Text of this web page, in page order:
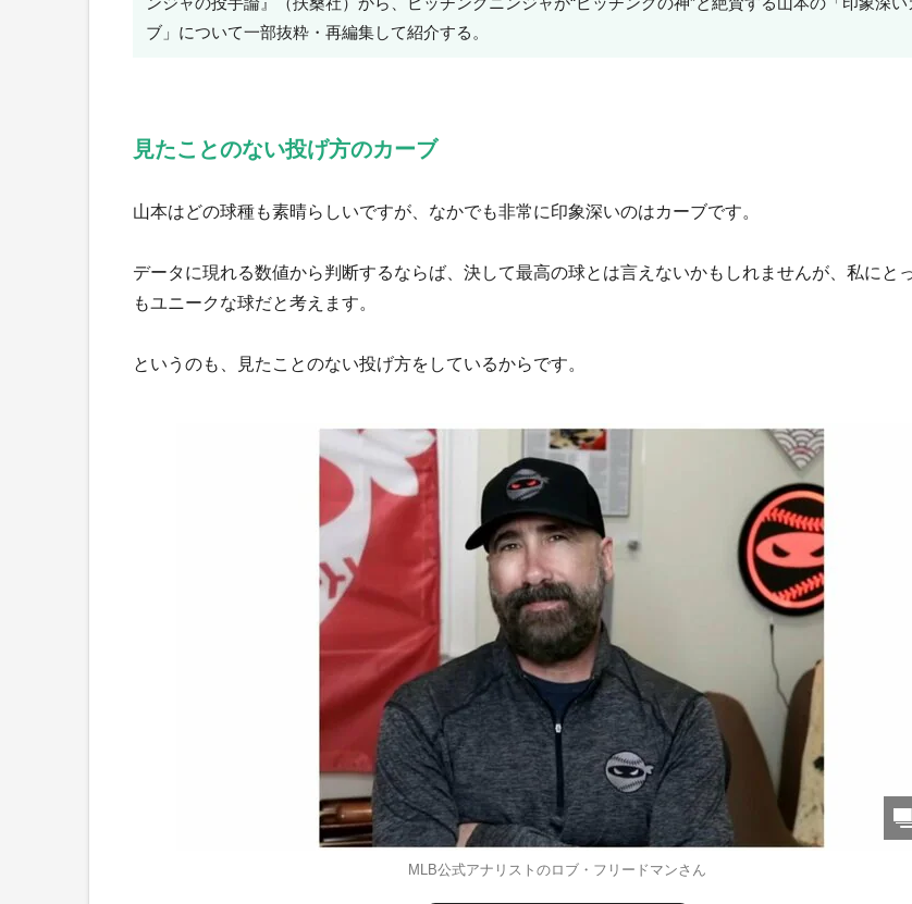
ブ」について一部抜粋・再編集して紹介する。
見たことのない投げ方のカーブ
山本はどの球種も素晴らしいですが、なかでも非常に印象深いのはカーブです。
データに現れる数値から判断するならば、決して最高の球とは言えないかもしれませんが、私にと
もユニークな球だと考えます。
というのも、見たことのない投げ方をしているからです。
MLB公式アナリストのロブ・フリードマンさん